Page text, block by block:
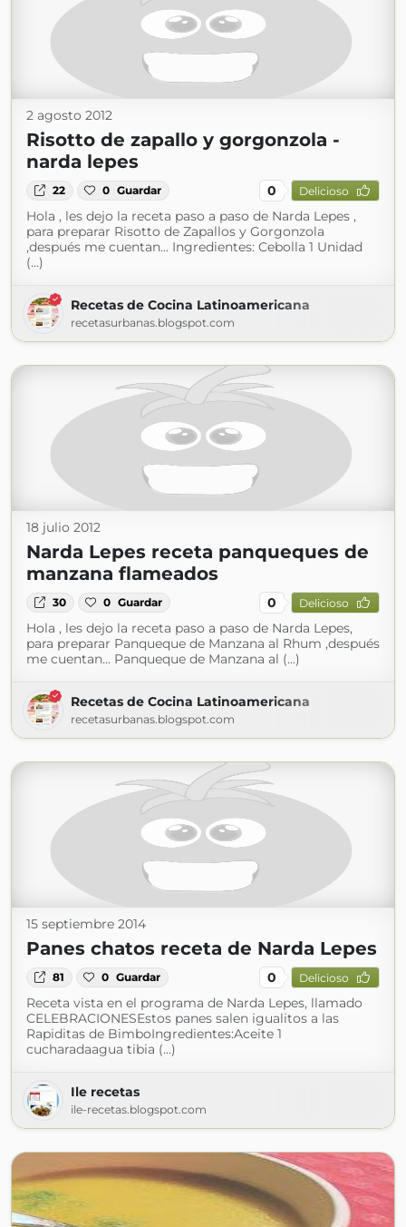
2 agosto 2012
Risotto de zapallo y gorgonzola -
narda lepes
22 0 Guardar 0 Delicioso
Hola , les dejo la receta paso a paso de Narda Lepes ,
para preparar Risotto de Zapallos y Gorgonzola
,después me cuentan... Ingredientes: Cebolla 1 Unidad
(...)
Recetas de Cocina Latinoamericana
recetasurbanas.blogspot.com
18 julio 2012
Narda Lepes receta panqueques de
manzana flameados
30 0 Guardar 0 Delicioso
Hola , les dejo la receta paso a paso de Narda Lepes,
para preparar Panqueque de Manzana al Rhum ,después
me cuentan... Panqueque de Manzana al (...)
Recetas de Cocina Latinoamericana
recetasurbanas.blogspot.com
15 septiembre 2014
Panes chatos receta de Narda Lepes
81 0 Guardar 0 Delicioso
Receta vista en el programa de Narda Lepes, llamado
CELEBRACIONESEstos panes salen igualitos a las
Rapiditas de BimboIngredientes:Aceite 1
cucharadaagua tibia (...)
Ile recetas
ile-recetas.blogspot.com